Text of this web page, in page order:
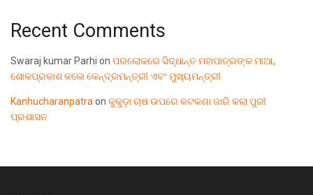
Recent Comments
Swaraj kumar Parhi on ପରଲୋକରେ ସିଦ୍ଧାନ୍ତ ମହାପାତ୍ରଙ୍କ ମାଆ,
ଶୋକପ୍ରକାଶ କଲେ କେନ୍ଦ୍ରମନ୍ତ୍ରୀ ଏବଂ ମୁଖ୍ୟମନ୍ତ୍ରୀ
Kanhucharanpatra on କୁକୁଡ଼ା ଚାଷ ଉପରେ କଟକଣା ଜାରି କଲା ପୁରୀ
ପ୍ରଶାସନ